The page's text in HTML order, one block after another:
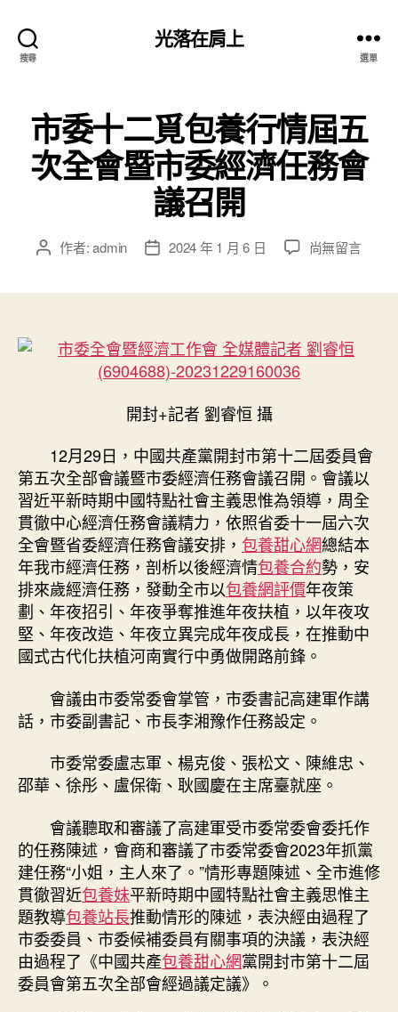
搜尋
光落在肩上
選單
市委十二覓包養行情屆五
次全會暨市委經濟任務會
議召開
文 作者:admin
文
期
2024 年 1 月 6 日
在
覓
五
次
全
會
暨
市
委
經
濟
任
務
議
召
中
尚無留言
開封+記者 劉睿恒 攝
12月29日，中國共產黨開封市第十二屆委員會
第五次全部會議暨市委經濟任務會議召開。會議以
習近平新時期中國特點社會主義思惟為領導，周全
貫徹中心經濟任務會議精力，依照省委十一屆六次
全會暨省委經濟任務會議安排， 包養甜心網總結本
年我市經濟任務，剖析以後經濟情包養合約勢，安
排來歲經濟任務，發動全市以包養網評價年夜策
劃、年夜招引、年夜爭奪推進年夜扶植，以年夜攻
堅、年夜改造、年夜立異完成年夜成長，在推動中
國式古代化扶植河南實行中勇做開路前鋒。
會議由市委常委會掌管，市委書記高建軍作講
話，市委副書記、市長李湘豫作任務設定。
市委常委盧志軍、楊克俊、張松文、陳維忠、
邵華、徐彤、盧保衛、耿國慶在主席臺就座。
會議聽取和審議了高建軍受市委常委會委托作
的任務陳述，會商和審議了市委常委會2023年抓黨
建任務“小姐，主人來了。”情形專題陳述、全市進修
貫徹習近包養妹平新時期中國特點社會主義思惟主
題教導包養站長推動情形的陳述，表決經由過程了
市委委員、市委候補委員有關事項的決議，表決經
由過程了《中國共產包養甜心網黨開封市第十二屆
委員會第五次全部會經過議定議》。